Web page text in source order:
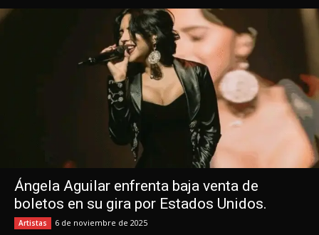
Ángela Aguilar enfrenta baja venta de
boletos en su gira por Estados Unidos.
Artistas 6 de noviembre de 2025